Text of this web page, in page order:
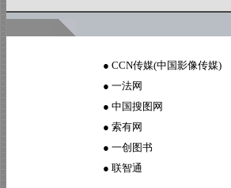
● CCN传媒(中国影像传媒)
● 一法网
● 中国搜图网
● 索有网
● 一创图书
● 联智通